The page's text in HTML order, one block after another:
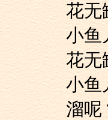




溜